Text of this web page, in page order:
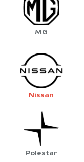
MG
Nissan
Polestar